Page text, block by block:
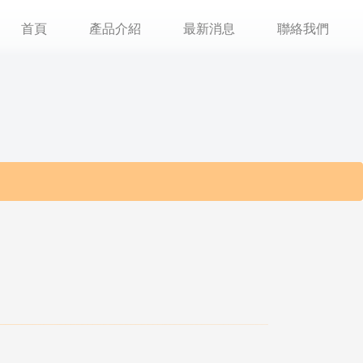
首頁 產品介紹 最新消息 聯絡我們